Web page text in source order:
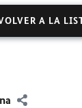
A LA